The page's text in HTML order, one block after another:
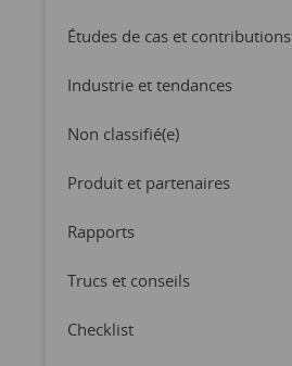
Études de cas et contributions
Industrie et tendances
Non classifié(e)
Produit et partenaires
Rapports
Trucs et conseils
Checklist